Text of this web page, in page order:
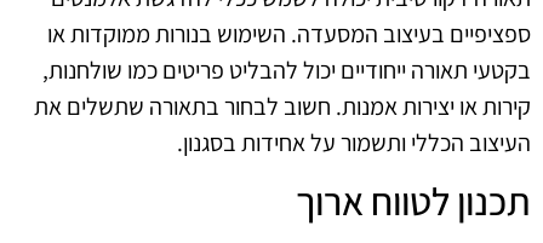
ספציפיים בעיצוב המסעדה. השימוש בנורות ממוקדות או
בקטעי תאורה ייחודיים יכול להבליט פריטים כמו שולחנות,
קירות או יצירות אמנות. חשוב לבחור בתאורה שתשלים את
העיצוב הכללי ותשמור על אחידות בסגנון.
תכנון לטווח ארוך